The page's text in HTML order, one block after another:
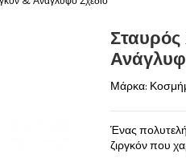
Μάρκα:
Ένας
ζιργκόν που